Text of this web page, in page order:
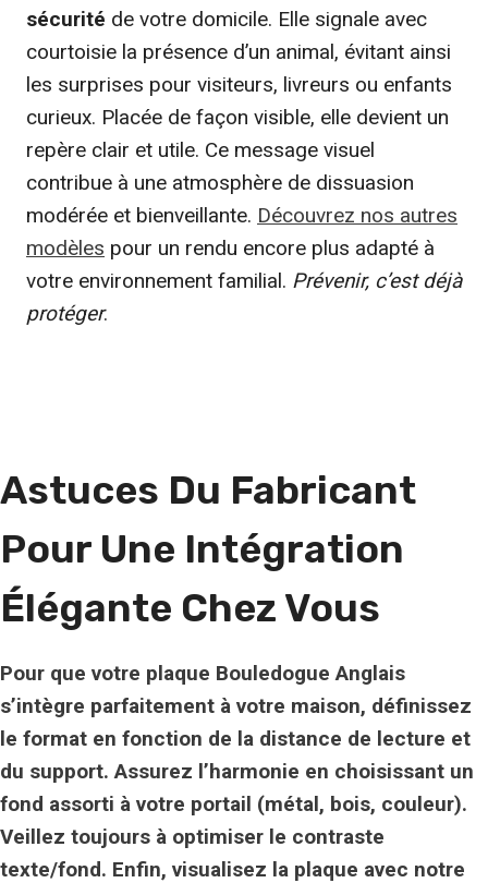
sécurité de votre domicile. Elle signale avec
courtoisie la présence d’un animal, évitant ainsi
les surprises pour visiteurs, livreurs ou enfants
curieux. Placée de façon visible, elle devient un
repère clair et utile. Ce message visuel
contribue à une atmosphère de dissuasion
modérée et bienveillante. Découvrez nos autres
modèles pour un rendu encore plus adapté à
votre environnement familial. Prévenir, c’est déjà
protéger.
Astuces Du Fabricant
Pour Une Intégration
Élégante Chez Vous
Pour que votre plaque Bouledogue Anglais
s’intègre parfaitement à votre maison, définissez
le format en fonction de la distance de lecture et
du support. Assurez l’harmonie en choisissant un
fond assorti à votre portail (métal, bois, couleur).
Veillez toujours à optimiser le contraste
texte/fond. Enfin, visualisez la plaque avec notre